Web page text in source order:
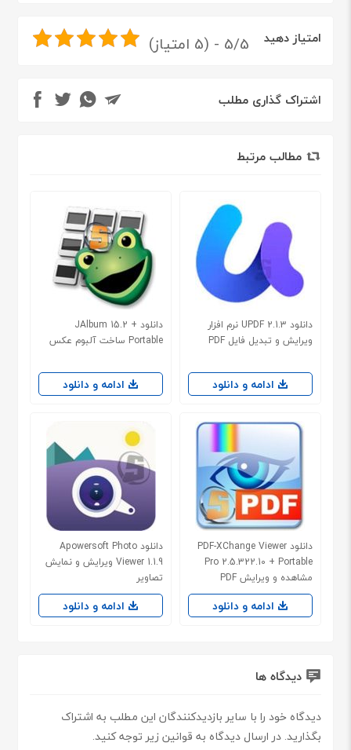
امتیاز دهید 5/5 - (5 امتیاز)
اشتراک گذاری مطلب
مطالب مرتبط
دانلود UPDF 2.1.3 نرم افزار
ویرایش و تبدیل فایل PDF
ادامه و دانلود
دانلود JAlbum 15.2 +
Portable ساخت آلبوم عکس
ادامه و دانلود
دانلود PDF-XChange Viewer
Pro 2.5.322.10 + Portable
مشاهده و ویرایش PDF
ادامه و دانلود
دانلود Apowersoft Photo
Viewer 1.1.9 ویرایش و نمایش
تصاویر
ادامه و دانلود
دیدگاه ها
دیدگاه خود را با سایر بازدیدکنندگان این مطلب به اشتراک
بگذارید. در ارسال دیدگاه به قوانین زیر توجه کنید.